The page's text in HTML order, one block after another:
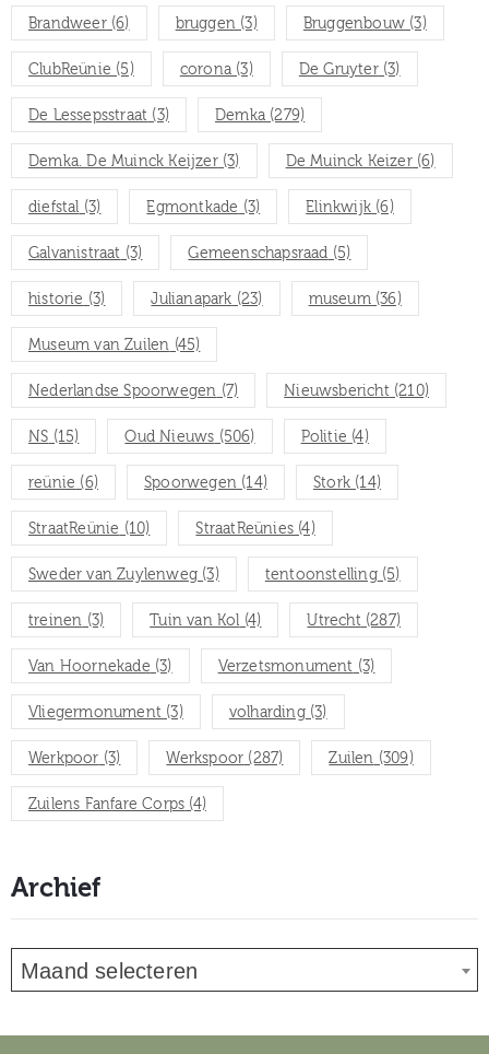
Brandweer(6) bruggen (3) Bruggenbouw (3)
ClubReünie (5) corona (3) De Gruyter(3)
De Lessepsstraat (3) Demka (279)
Demka. De Muinck Keijzer(3) De Muinck Keizer(6)
diefstal (3) Egmontkade (3) Elinkwijk (6)
Galvanistraat (3) Gemeenschapsraad (5)
historie (3) Julianapark (23) museum(36)
Museum van Zuilen (45)
Nederlandse Spoorwegen (7) Nieuwsbericht(210)
NS (15) Oud Nieuws (506) Politie (4)
reünie (6) Spoorwegen (14) Stork (14)
StraatReünie (10) StraatReünies (4)
Sweder van Zuylenweg (3) tentoonstelling(5)
treinen (3) Tuin van Kol (4) Utrecht(287)
Van Hoornekade (3) Verzetsmonument (3)
Vliegermonument (3) volharding(3)
Werkpoor (3) Werkspoor (287) Zuilen (309)
Zuilens Fanfare Corps (4)
Archief
Maand selecteren